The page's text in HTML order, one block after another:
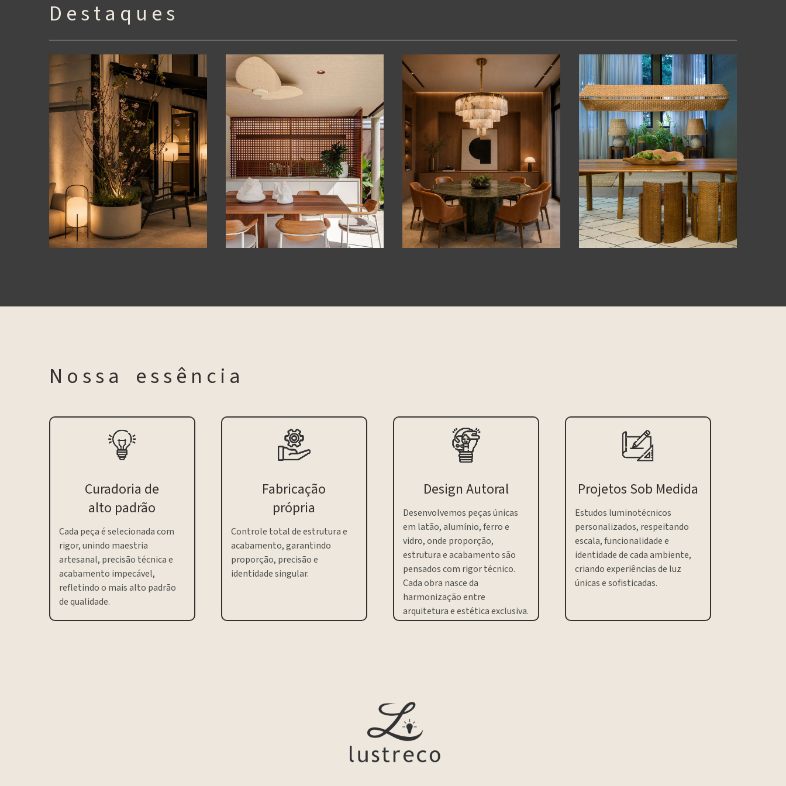
D e s t a q u e s
N o s s a e s s ê n c i a
Curadoria de
alto padrão
Cada peça é selecionada com
rigor, unindo maestria
artesanal, precisão técnica e
acabamento impecável,
refletindo o mais alto padrão
de qualidade.
Fabricação
própria
Controle total de estrutura e
acabamento, garantindo
proporção, precisão e
identidade singular.
Design Autoral
Desenvolvemos peças únicas
em latão, alumínio, ferro e
vidro, onde proporção,
estrutura e acabamento são
pensados com rigor técnico.
Cada obra nasce da
harmonização entre
arquitetura e estética exclusiva.
Projetos Sob Medida
Estudos luminotécnicos
personalizados, respeitando
escala, funcionalidade e
identidade de cada ambiente,
criando experiências de luz
únicas e sofisticadas.